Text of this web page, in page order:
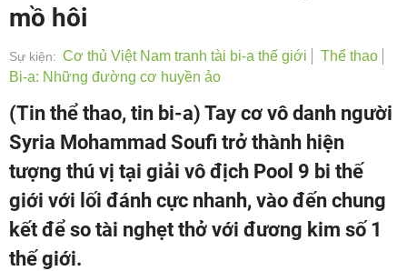
mồ hôi
Sự kiện: Cơ thủ Việt Nam tranh tài bi-a thế giới
Thể thao
Bi-a: Những đường cơ huyền ảo
(Tin thể thao, tin bi-a) Tay cơ vô danh người
Syria Mohammad Soufi trở thành hiện
tượng thú vị tại giải vô địch Pool 9 bi thế
giới với lối đánh cực nhanh, vào đến chung
kết để so tài nghẹt thở với đương kim số 1
thế giới.